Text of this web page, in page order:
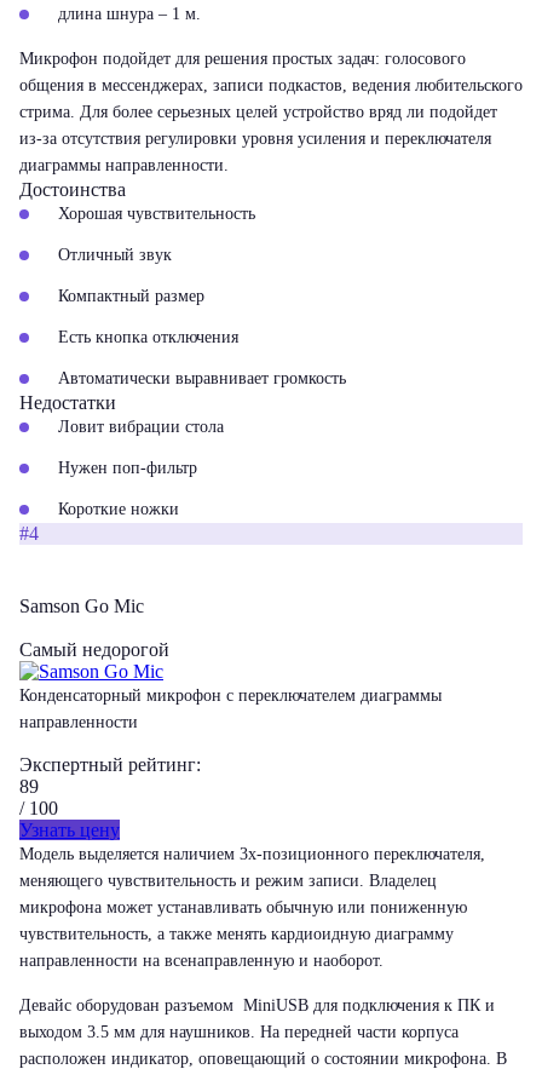
длина шнура – 1 м.
Микрофон подойдет для решения простых задач: голосового
общения в мессенджерах, записи подкастов, ведения любительского
стрима. Для более серьезных целей устройство вряд ли подойдет
из-за отсутствия регулировки уровня усиления и переключателя
диаграммы направленности.
Достоинства
Хорошая чувствительность
Отличный звук
Компактный размер
Есть кнопка отключения
Автоматически выравнивает громкость
Недостатки
Ловит вибрации стола
Нужен поп-фильтр
Короткие ножки
#4
Samson Go Mic
Самый недорогой
Конденсаторный микрофон с переключателем диаграммы
направленности
Экспертный рейтинг:
89
/ 100
Узнать цену
Модель выделяется наличием 3х-позиционного переключателя,
меняющего чувствительность и режим записи. Владелец
микрофона может устанавливать обычную или пониженную
чувствительность, а также менять кардиоидную диаграмму
направленности на всенаправленную и наоборот.
Девайс оборудован разъемом MiniUSB для подключения к ПК и
выходом 3.5 мм для наушников. На передней части корпуса
расположен индикатор, оповещающий о состоянии микрофона. В